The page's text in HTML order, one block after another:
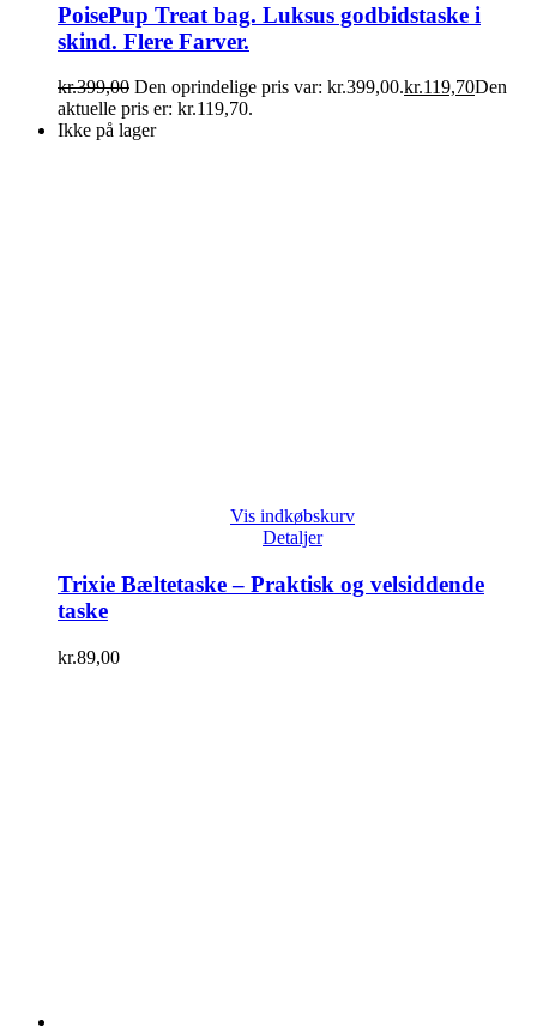
PoisePup Treat bag. Luksus godbidstaske i
skind. Flere Farver.
kr.399,00 Den oprindelige pris var: kr.399,00.kr.119,70Den
aktuelle pris er: kr.119,70.
Ikke på lager
Vis indkøbskurv
Detaljer
Trixie Bæltetaske – Praktisk og velsiddende
taske
kr.89,00